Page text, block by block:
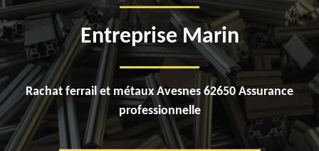
Entreprise Marin
Rachat ferrail et métaux Avesnes 62650 Assurance
professionnelle